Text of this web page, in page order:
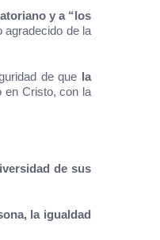
y a “los
agradecido de la
de que la
en Cristo, con la
de sus
la igualdad